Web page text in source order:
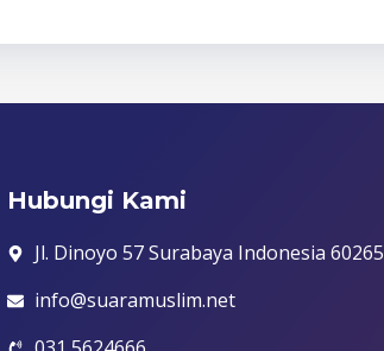
Hubungi Kami
Jl. Dinoyo 57 Surabaya Indonesia 60265
info@suaramuslim.net